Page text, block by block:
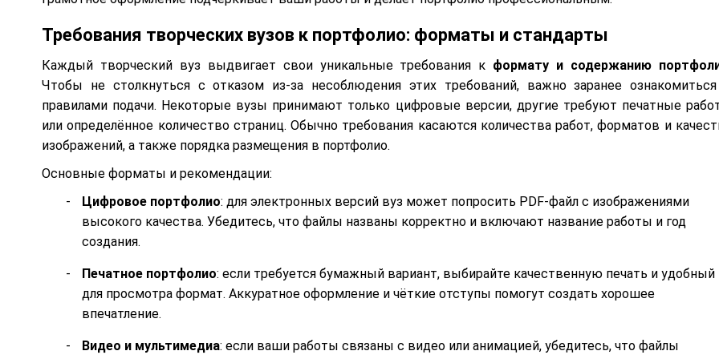
Требования творческих вузов к портфолио: форматы и стандарты
Каждый творческий вуз выдвигает свои уникальные требования к формату и содержанию
Чтобы не столкнуться с отказом из-за несоблюдения этих требований, важно заранее
правилами подачи. Некоторые вузы принимают только цифровые версии, другие требуют печатные
или определённое количество страниц. Обычно требования касаются количества работ, форматов и
изображений, а также порядка размещения в портфолио.
Основные форматы и рекомендации:
Цифровое портфолио: для электронных версий вуз может попросить PDF-файл с изображениями
высокого качества. Убедитесь, что файлы названы корректно и включают название работы и год
создания.
Печатное портфолио: если требуется бумажный вариант, выбирайте качественную печать и удобный
для просмотра формат. Аккуратное оформление и чёткие отступы помогут создать хорошее
впечатление.
Видео и мультимедиа: если ваши работы связаны с видео или анимацией, убедитесь, что файлы